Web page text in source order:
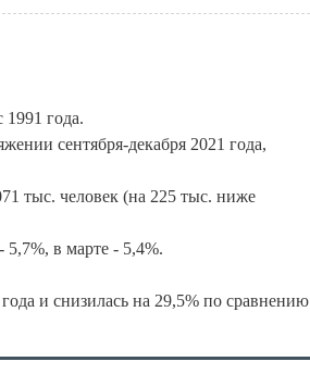
года.
сентября-декабря 2021 года,
тыс. человек (на 225 тыс. ниже
5,7%, в марте - 5,4%.
и снизилась на 29,5% по сравнению